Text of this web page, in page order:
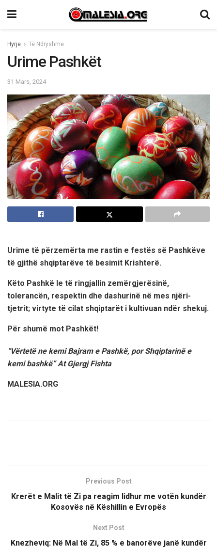
Hyrje Të Ndryshme
Urime Pashkët
31 Mars, 2024
Urime të përzemërta me rastin e festës së Pashkëve
të gjithë shqiptarëve të besimit Krishterë.
Këto Pashkë le të ringjallin zemërgjerësinë,
tolerancën, respektin dhe dashurinë në mes njëri-
tjetrit; virtyte të cilat shqiptarët i kultivuan ndër shekuj.
Për shumë mot Pashkët!
“Vërtetë ne kemi Bajram e Pashkë, por Shqiptarinë e
kemi bashkë” At Gjergj Fishta
MALESIA.ORG
Previous Post
Krerët e Malit të Zi pa reagim lidhur me votën kundër
Kosovës në Këshillin e Evropës
Next Post
Knezheviq: Në Mal të Zi, 85 % e banorëve janë kundër